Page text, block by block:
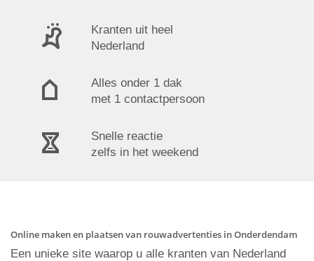
Kranten uit heel
Nederland
Alles onder 1 dak
met 1 contactpersoon
Snelle reactie
zelfs in het weekend
Online maken en plaatsen van rouwadvertenties in Onderdendam
Een unieke site waarop u alle kranten van Nederland